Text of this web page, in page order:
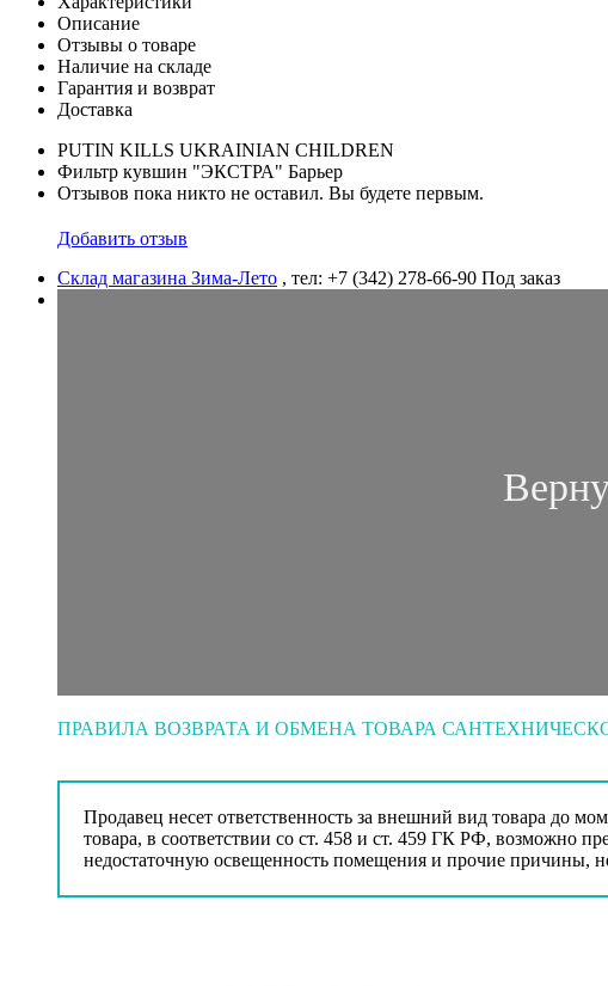
Описание
Отзывы о товаре
Наличие на складе
Гарантия и возврат
Доставка
PUTIN KILLS UKRAINIAN CHILDREN
Фильтр кувшин "ЭКСТРА" Барьер
Отзывов пока никто не оставил. Вы будете первым.
Добавить отзыв
Склад магазина Зима-Лето , тел: +7 (342) 278-66-90 Под заказ
ПРАВИЛА ВОЗВРАТА И ОБМЕНА ТОВАРА
Продавец несет ответственность за внешний вид товара до
товара, в соответствии со ст. 458 и ст. 459 ГК РФ, возможно
недостаточную освещенность помещения и прочие причины,